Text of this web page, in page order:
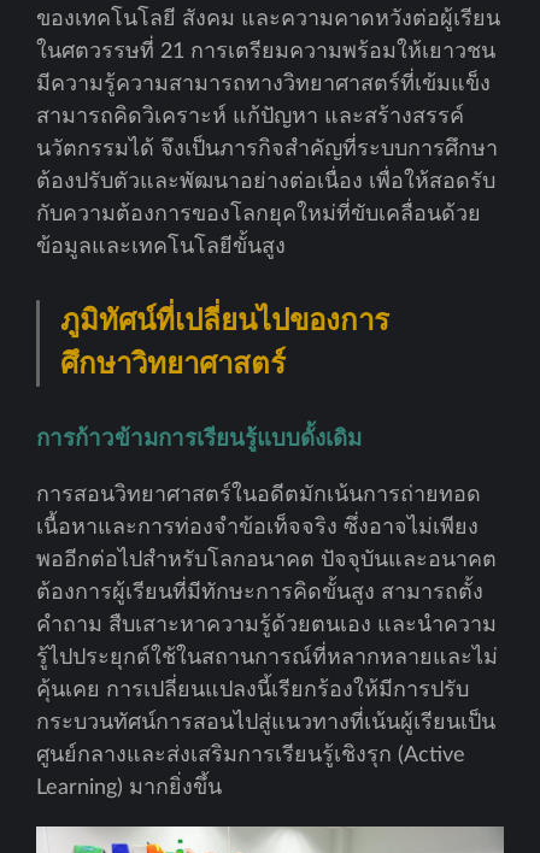
ของเทคโนโลยี สังคม และความคาดหวังต่อผู้เรียน
ในศตวรรษที่ 21 การเตรียมความพร้อมให้เยาวชน
มีความรู้ความสามารถทางวิทยาศาสตร์ที่เข้มแข็ง
สามารถคิดวิเคราะห์ แก้ปัญหา และสร้างสรรค์
นวัตกรรมได้ จึงเป็นภารกิจสำคัญที่ระบบการศึกษา
ต้องปรับตัวและพัฒนาอย่างต่อเนื่อง เพื่อให้สอดรับ
กับความต้องการของโลกยุคใหม่ที่ขับเคลื่อนด้วย
ข้อมูลและเทคโนโลยีขั้นสูง
ภูมิทัศน์ที่เปลี่ยนไปของการ
ศึกษาวิทยาศาสตร์
การก้าวข้ามการเรียนรู้แบบดั้งเดิม
การสอนวิทยาศาสตร์ในอดีตมักเน้นการถ่ายทอด
เนื้อหาและการท่องจำข้อเท็จจริง ซึ่งอาจไม่เพียง
พออีกต่อไปสำหรับโลกอนาคต ปัจจุบันและอนาคต
ต้องการผู้เรียนที่มีทักษะการคิดขั้นสูง สามารถตั้ง
คำถาม สืบเสาะหาความรู้ด้วยตนเอง และนำความ
รู้ไปประยุกต์ใช้ในสถานการณ์ที่หลากหลายและไม่
คุ้นเคย การเปลี่ยนแปลงนี้เรียกร้องให้มีการปรับ
กระบวนทัศน์การสอนไปสู่แนวทางที่เน้นผู้เรียนเป็น
ศูนย์กลางและส่งเสริมการเรียนรู้เชิงรุก (Active
Learning) มากยิ่งขึ้น